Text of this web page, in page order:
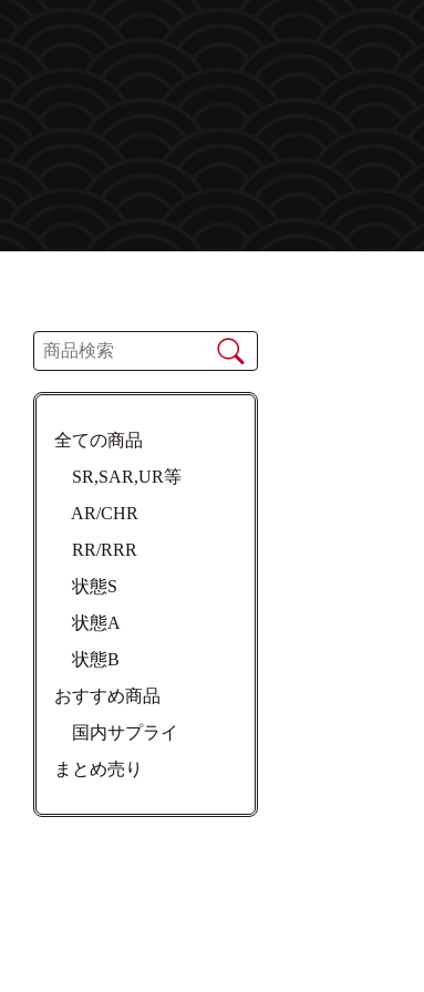
全ての商品
SR,SAR,UR等
AR/CHR
RR/RRR
状態S
状態A
状態B
おすすめ商品
国内サプライ
まとめ売り